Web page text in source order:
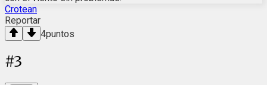
Crotean
Reportar
4puntos
#3